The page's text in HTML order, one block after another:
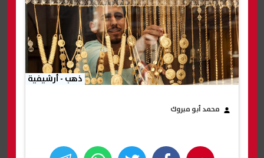
ذهب - أرشيفية
محمد أبو مبروك